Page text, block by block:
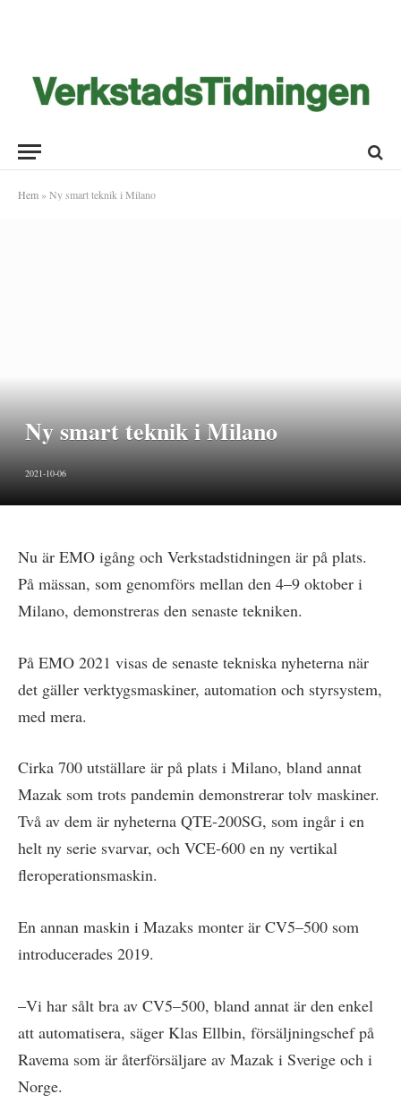
Hem » Ny smart teknik i Milano
Ny smart teknik i Milano
2021-10-06
Nu är EMO igång och Verkstadstidningen är på plats.
På mässan, som genomförs mellan den 4–9 oktober i
Milano, demonstreras den senaste tekniken.
På EMO 2021 visas de senaste tekniska nyheterna när
det gäller verktygsmaskiner, automation och styrsystem,
med mera.
Cirka 700 utställare är på plats i Milano, bland annat
Mazak som trots pandemin demonstrerar tolv maskiner.
Två av dem är nyheterna QTE-200SG, som ingår i en
helt ny serie svarvar, och VCE-600 en ny vertikal
fleroperationsmaskin.
En annan maskin i Mazaks monter är CV5–500 som
introducerades 2019.
–Vi har sålt bra av CV5–500, bland annat är den enkel
att automatisera, säger Klas Ellbin, försäljningschef på
Ravema som är återförsäljare av Mazak i Sverige och i
Norge.